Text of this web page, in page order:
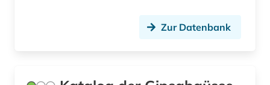
Zur Datenbank